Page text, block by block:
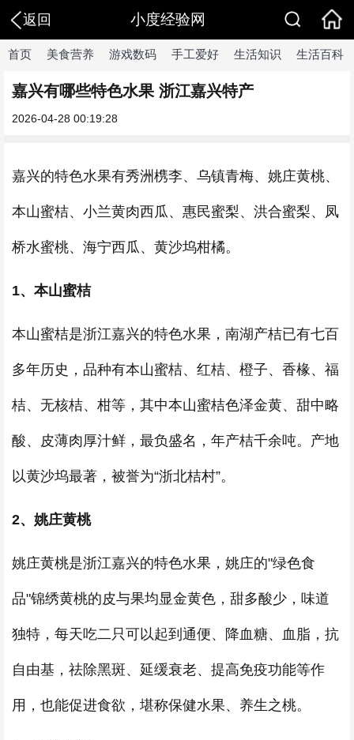
返回 小度经验网
首页 美食营养 游戏数码 手工爱好 生活知识 生活百科
嘉兴有哪些特色水果 浙江嘉兴特产
2026-04-28 00:19:28
嘉兴的特色水果有秀洲槜李、乌镇青梅、姚庄黄桃、
本山蜜桔、小兰黄肉西瓜、惠民蜜梨、洪合蜜梨、凤
桥水蜜桃、海宁西瓜、黄沙坞柑橘。
1、本山蜜桔
本山蜜桔是浙江嘉兴的特色水果，南湖产桔已有七百
多年历史，品种有本山蜜桔、红桔、橙子、香椽、福
桔、无核桔、柑等，其中本山蜜桔色泽金黄、甜中略
酸、皮薄肉厚汁鲜，最负盛名，年产桔千余吨。产地
以黄沙坞最著，被誉为“浙北桔村”。
2、姚庄黄桃
姚庄黄桃是浙江嘉兴的特色水果，姚庄的"绿色食
品"锦绣黄桃的皮与果均显金黄色，甜多酸少，味道
独特，每天吃二只可以起到通便、降血糖、血脂，抗
自由基，祛除黑斑、延缓衰老、提高免疫功能等作
用，也能促进食欲，堪称保健水果、养生之桃。